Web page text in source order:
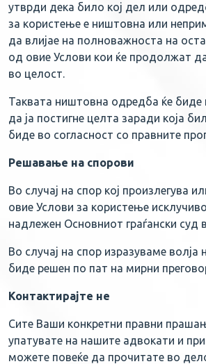
утврди дека било кој дел или
за користење е ништовна или
да влијае на полноважноста на
од овие Услови кои ќе продолжат
во целост.
Таквата ништовна одредба ќе биде
да ја постигне целта заради која
биде во согласност со правните
Решавање на спорови
Во случај на спор кој произлегува
овие Услови за користење
надлежен Основниот граѓански суд
Во случај на спор изразуваме волја
биде решен по пат на мирни
Контактирајте не
Сите Ваши конкретни правни
упатувате на нашите адвокати и
можете повеќе да прочитате во